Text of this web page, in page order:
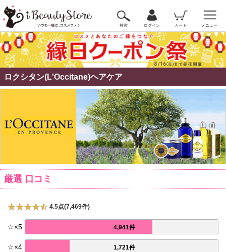
検索 ログイン カート メニュー
ロクシタン(L'Occitane)ヘアケア
厳選 口コミ
4.5点(7,469件)
☆×5 4,941件
☆×4 1,721件